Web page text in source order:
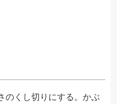
くし切りにする。かぶ